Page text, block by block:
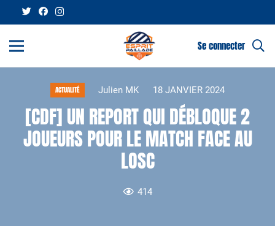
Se connecter
ACTUALITÉ Julien MK 18 JANVIER 2024
[CDF] UN REPORT QUI DÉBLOQUE 2
JOUEURS POUR LE MATCH FACE AU
LOSC
414